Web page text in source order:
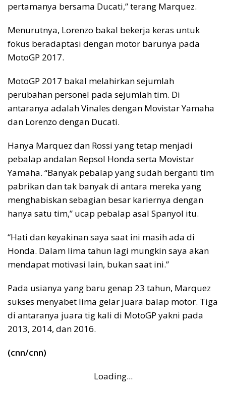
pertamanya bersama Ducati,” terang Marquez.
Menurutnya, Lorenzo bakal bekerja keras untuk
fokus beradaptasi dengan motor barunya pada
MotoGP 2017.
MotoGP 2017 bakal melahirkan sejumlah
perubahan personel pada sejumlah tim. Di
antaranya adalah Vinales dengan Movistar Yamaha
dan Lorenzo dengan Ducati.
Hanya Marquez dan Rossi yang tetap menjadi
pebalap andalan Repsol Honda serta Movistar
Yamaha. “Banyak pebalap yang sudah berganti tim
pabrikan dan tak banyak di antara mereka yang
menghabiskan sebagian besar kariernya dengan
hanya satu tim,” ucap pebalap asal Spanyol itu.
“Hati dan keyakinan saya saat ini masih ada di
Honda. Dalam lima tahun lagi mungkin saya akan
mendapat motivasi lain, bukan saat ini.”
Pada usianya yang baru genap 23 tahun, Marquez
sukses menyabet lima gelar juara balap motor. Tiga
di antaranya juara tig kali di MotoGP yakni pada
2013, 2014, dan 2016.
(cnn/cnn)
Loading...